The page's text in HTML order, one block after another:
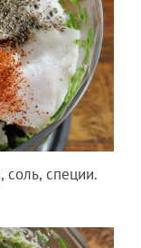
соль, специи.